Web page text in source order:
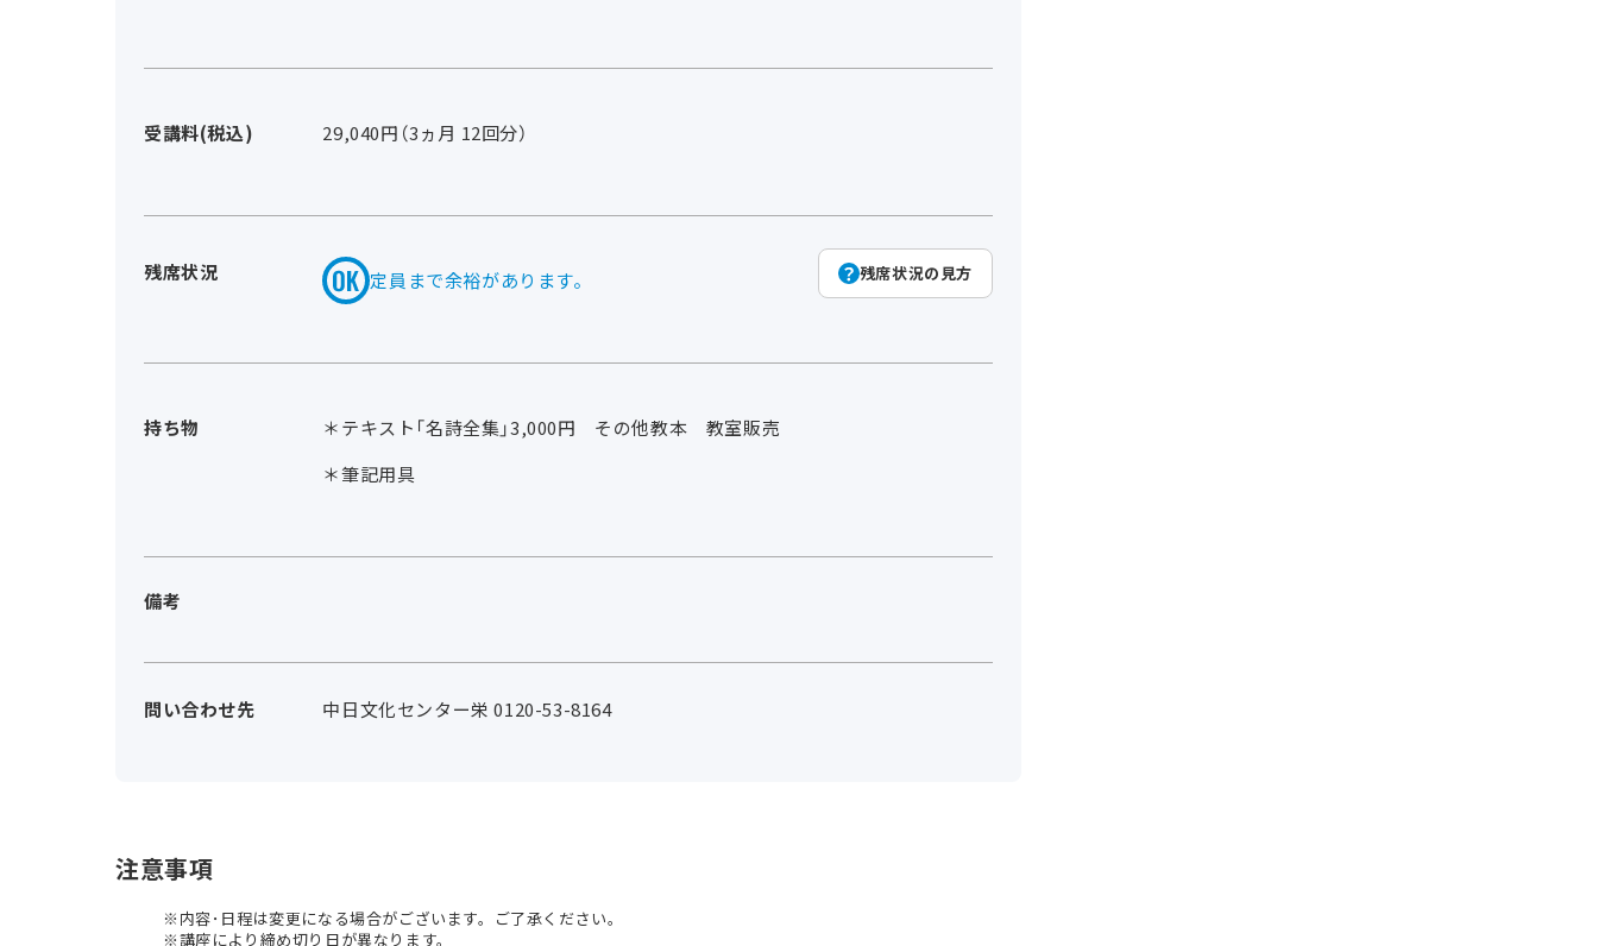
受講料(税込) 29,040円（3ヵ月 12回分）
残席状況 定員まで余裕があります。 残席状況の見方
持ち物
＊テキスト「名詩全集」3,000円 その他教本 教室販売
＊筆記用具
備考
問い合わせ先 中日文化センター栄 0120-53-8164
注意事項
内容･日程は変更になる場合がございます。ご了承ください。
講座により締め切り日が異なります。